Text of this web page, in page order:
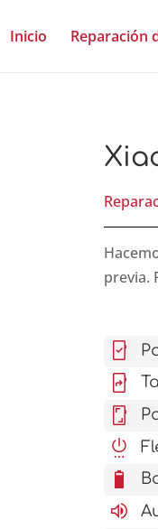
Inicio Reparación
previa.
mobile_friendly
mobile_screen_share
screenshot
settings_power
battery_6_bar
volume_up